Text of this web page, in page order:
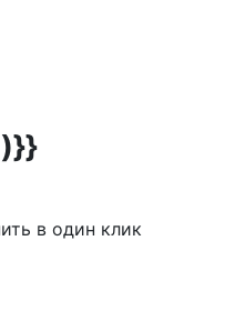
в один клик